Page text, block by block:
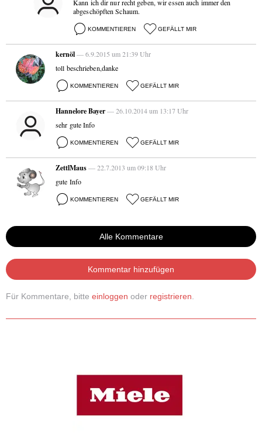
Kann ich dir nur recht geben, wir essen auch immer den
abgeschöpften Schaum.
KOMMENTIEREN GEFÄLLT MIR
kernöl— 6.9.2015 um 21:39 Uhr
toll beschrieben,danke
KOMMENTIEREN GEFÄLLT MIR
Hannelore Bayer— 26.10.2014 um 13:17 Uhr
sehr gute Info
KOMMENTIEREN GEFÄLLT MIR
ZettlMaus— 22.7.2013 um 09:18 Uhr
gute Info
KOMMENTIEREN GEFÄLLT MIR
Alle Kommentare
Kommentar hinzufügen
Für Kommentare, bitte einloggen oder registrieren